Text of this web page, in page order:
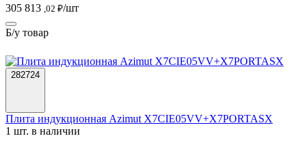
305 813 ,02 ₽/шт
Б/у товар
282724
Плита индукционная Azimut X7CIE05VV+X7PORTASX
1 шт. в наличии